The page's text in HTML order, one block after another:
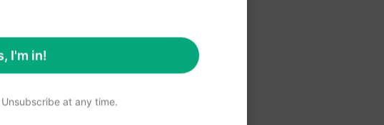
提示
I'm in!
at any time.